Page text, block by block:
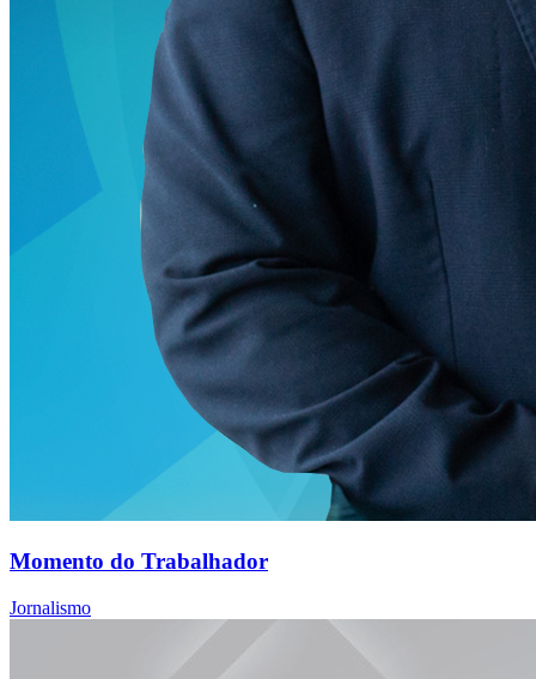
Momento do Trabalhador
Jornalismo